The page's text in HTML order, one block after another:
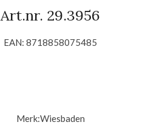
Art.nr. 29.3956
EAN: 8718858075485
Merk:Wiesbaden